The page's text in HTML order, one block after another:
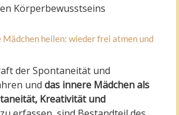
Körperbewusstseins
Mädchen heilen: wieder frei atmen und
der Spontaneität und
und das innere Mädchen als
Kreativität und